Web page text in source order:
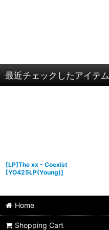
最近チェックしたアイテム
[LP]The xx - Coexist
[YO425LP(Young)]
Home
Shopping Cart